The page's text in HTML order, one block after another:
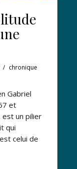
chronique
Gabriel
et
est un pilier
qui
celui de